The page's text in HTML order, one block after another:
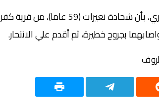
وأفادت المتحدثة باسم الشرطة الاسرائيلية للاعلام العربي لوبا السمري، بأن شحادة نعيرات (59 عاما)، من قرية كفر